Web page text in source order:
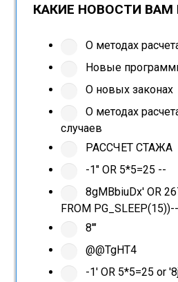
КАКИЕ НОВОСТИ ВАМ
О методах
Новые
О новых законах
О методах
случаев
РАССЧЕТ СТАЖА
-1" OR 5*5=25 --
8gMBbiuDx' OR
FROM PG_SLEEP(15))--
8'"
@@TgHT4
-1' OR 5*5=25 or